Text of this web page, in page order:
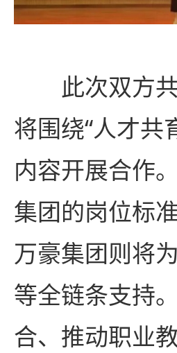
此次双方
将围绕“人才共
内容开展合作
集团的岗位标
万豪集团则将
等全链条支持
合、推动职业